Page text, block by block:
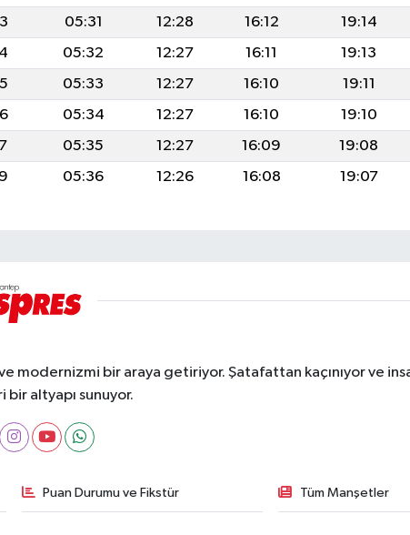
05:31 12:28 16:12 19:14
05:32 12:27 16:11 19:13
05:33 12:27 16:10 19:11
05:34 12:27 16:10 19:10
05:35 12:27 16:09 19:08
05:36 12:26 16:08 19:07
modernizmi bir araya getiriyor. Şatafattan kaçınıyor ve
altyapı sunuyor.
Puan Durumu ve Fikstür Tüm Manşetler